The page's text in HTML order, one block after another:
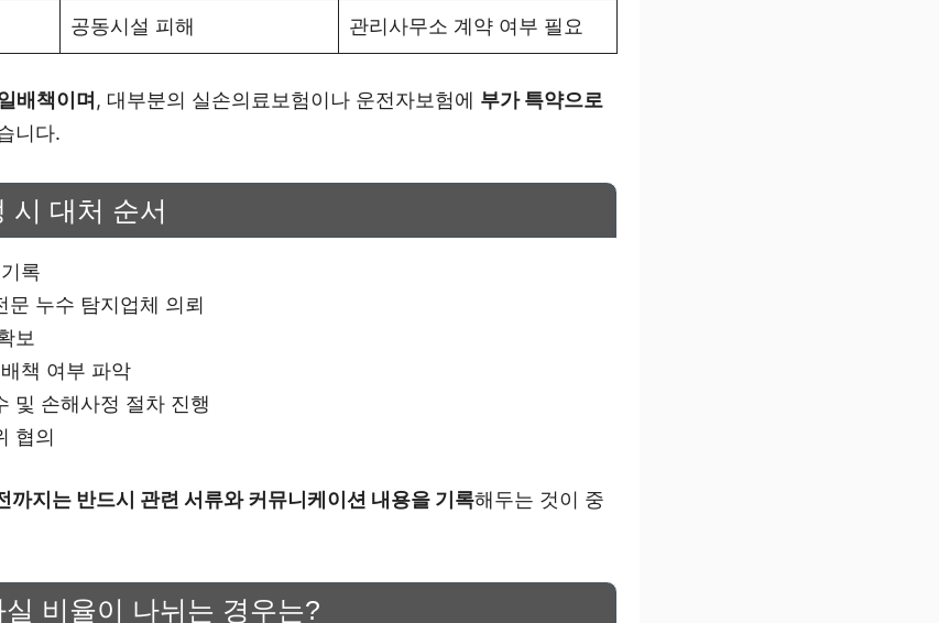
공동시설 피해 관리사무소 계약 여부 필요
배책이며 , 대부분의 실손의료보험이나 운전자보험에 부가 특약으로
니다.
시 대처 순서
록
문 누수 탐지업체 의뢰
보
책 여부 파악
및 손해사정 절차 진행
협의
까지는 반드시 관련 서류와 커뮤니케이션 내용을 기록해두는 것이 중
비율이 나뉘는 경우는?